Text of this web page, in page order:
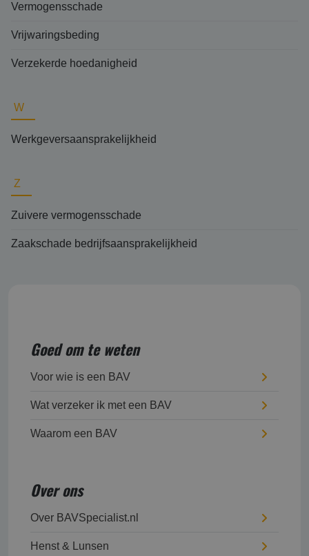
Vermogensschade
Vrijwaringsbeding
Verzekerde hoedanigheid
W
Werkgeversaansprakelijkheid
Z
Zuivere vermogensschade
Zaakschade bedrijfsaansprakelijkheid
Goed om te weten
Voor wie is een BAV
Wat verzeker ik met een BAV
Waarom een BAV
Over ons
Over BAVSpecialist.nl
Henst & Lunsen